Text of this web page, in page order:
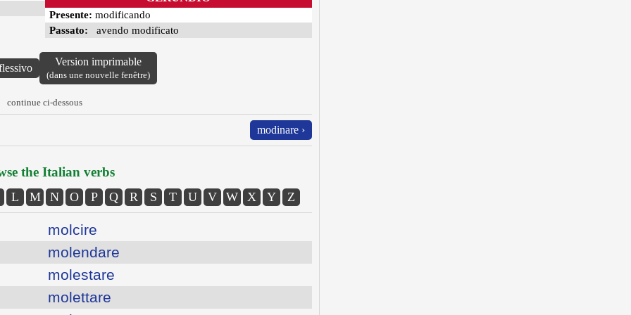
Presente: modificando
Passato: avendo modificato
Version imprimable
(dans une nouvelle fenêtre)
continue ci-dessous
modinare ›
the Italian verbs
L M N O P Q R S T U V W X Y Z
molcire
molendare
molestare
molettare